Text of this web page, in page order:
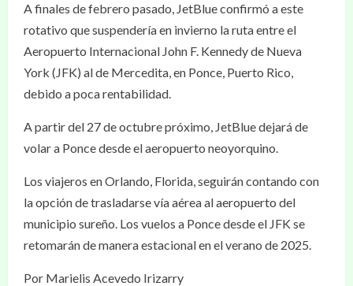
A finales de febrero pasado, JetBlue confirmó a este
rotativo que suspendería en invierno la ruta entre el
Aeropuerto Internacional John F. Kennedy de Nueva
York (JFK) al de Mercedita, en Ponce, Puerto Rico,
debido a poca rentabilidad.
A partir del 27 de octubre próximo, JetBlue dejará de
volar a Ponce desde el aeropuerto neoyorquino.
Los viajeros en Orlando, Florida, seguirán contando con
la opción de trasladarse vía aérea al aeropuerto del
municipio sureño. Los vuelos a Ponce desde el JFK se
retomarán de manera estacional en el verano de 2025.
Por Marielis Acevedo Irizarry